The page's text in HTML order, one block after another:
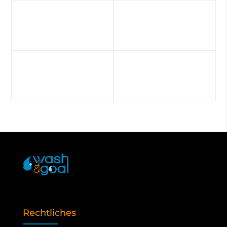
Rechtliches